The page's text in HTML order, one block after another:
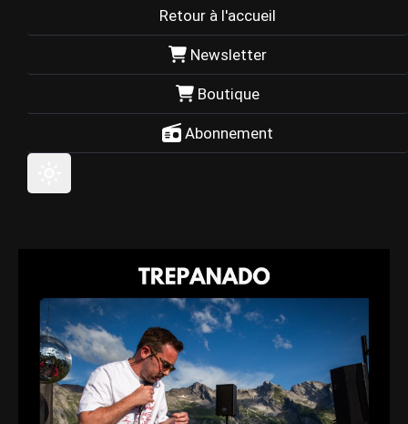
Retour à l'accueil
Newsletter
Boutique
Abonnement